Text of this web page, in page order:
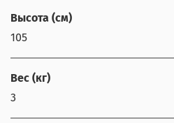
Высота (см)
105
Вес (кг)
3